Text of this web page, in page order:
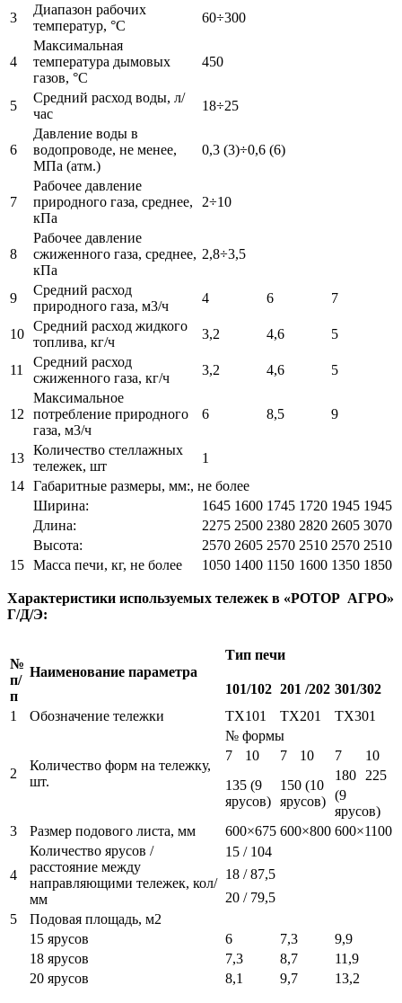
3
Диапазон рабочих
температур, °С
60÷300
4
Максимальная
температура дымовых
газов, °С
450
5
Средний расход воды, л/
час
18÷25
6
Давление воды в
водопроводе, не менее,
МПа (атм.)
0,3 (3)÷0,6 (6)
7
Рабочее давление
природного газа, среднее,
кПа
2÷10
8
Рабочее давление
сжиженного газа, среднее,
кПа
2,8÷3,5
9
Средний расход
природного газа, м3/ч
4 6 7
10
Средний расход жидкого
топлива, кг/ч
3,2 4,6 5
11
Средний расход
сжиженного газа, кг/ч
3,2 4,6 5
12
Максимальное
потребление природного
газа, м3/ч
6 8,5 9
13
Количество стеллажных
тележек, шт
1
14 Габаритные размеры, мм:, не более
Ширина:
1645 1600 1745 1720 1945 1945
Длина:
2275 2500 2380 2820 2605 3070
Высота:
2570 2605 2570 2510 2570 2510
15 Масса печи, кг, не более 1050 1400 1150 1600 1350 1850
Характеристики используемых тележек в «РОТОР АГРО»
Г/Д/Э:
№
п/
п
Наименование параметра
Тип печи
101/102 201 /202 301/302
1
Обозначение тележки ТХ101 ТХ201 ТХ301
2
Количество форм на тележку,
шт.
№ формы
7
10 7 10 7
10
135 (9
ярусов)
150 (10
ярусов)
180
225
(9
ярусов)
3
Размер подового листа, мм 600×675 600×800 600×1100
4
Количество ярусов /
расстояние между
направляющими тележек, кол/
мм
15 / 104
18 / 87,5
20 / 79,5
5
Подовая площадь, м2
15 ярусов
6 7,3
9,9
18 ярусов
7,3 8,7
11,9
20 ярусов
8,1 9,7 13,2